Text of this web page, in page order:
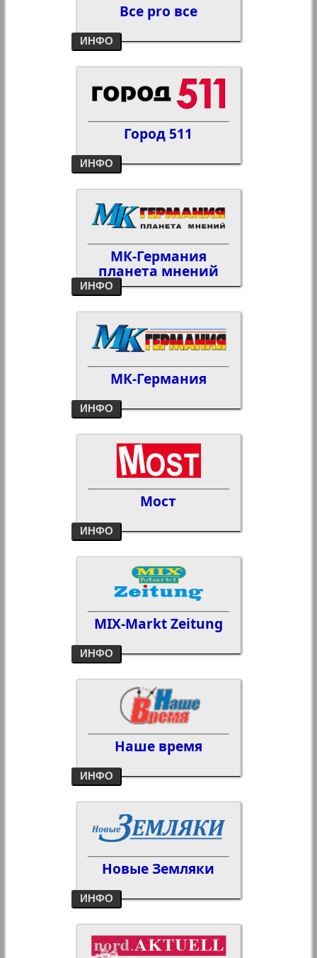
Все pro все
ИНФО
Город 511
ИНФО
МК-Германия
планета мнений
ИНФО
МК-Германия
ИНФО
Мост
ИНФО
MIX-Markt Zeitung
ИНФО
Наше время
ИНФО
Новые Земляки
ИНФО